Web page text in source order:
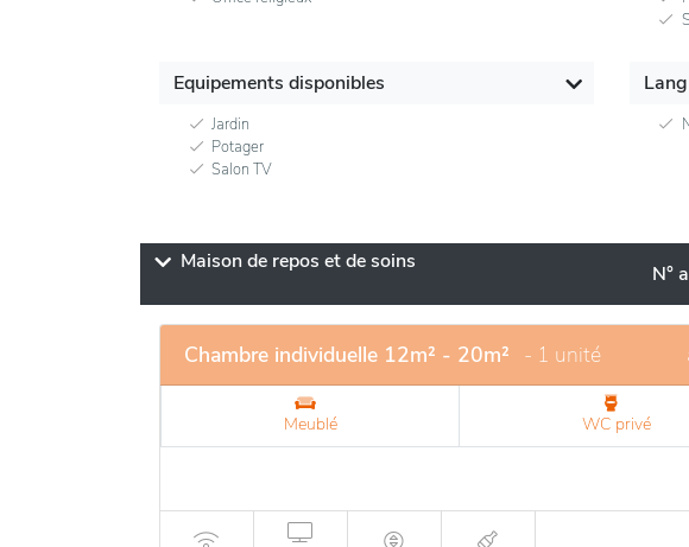
Equipements disponibles
Jardin
Potager
Salon TV
Maison de repos et de soins N°
Chambre individuelle 12m² - 20m² - 1 unité
Meublé WC privé